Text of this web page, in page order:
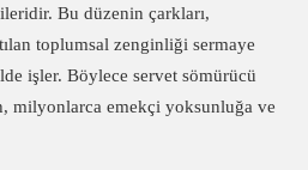
Bu düzenin çarkları,
toplumsal zenginliği sermaye
işler. Böylece servet sömürücü
milyonlarca emekçi yoksunluğa ve